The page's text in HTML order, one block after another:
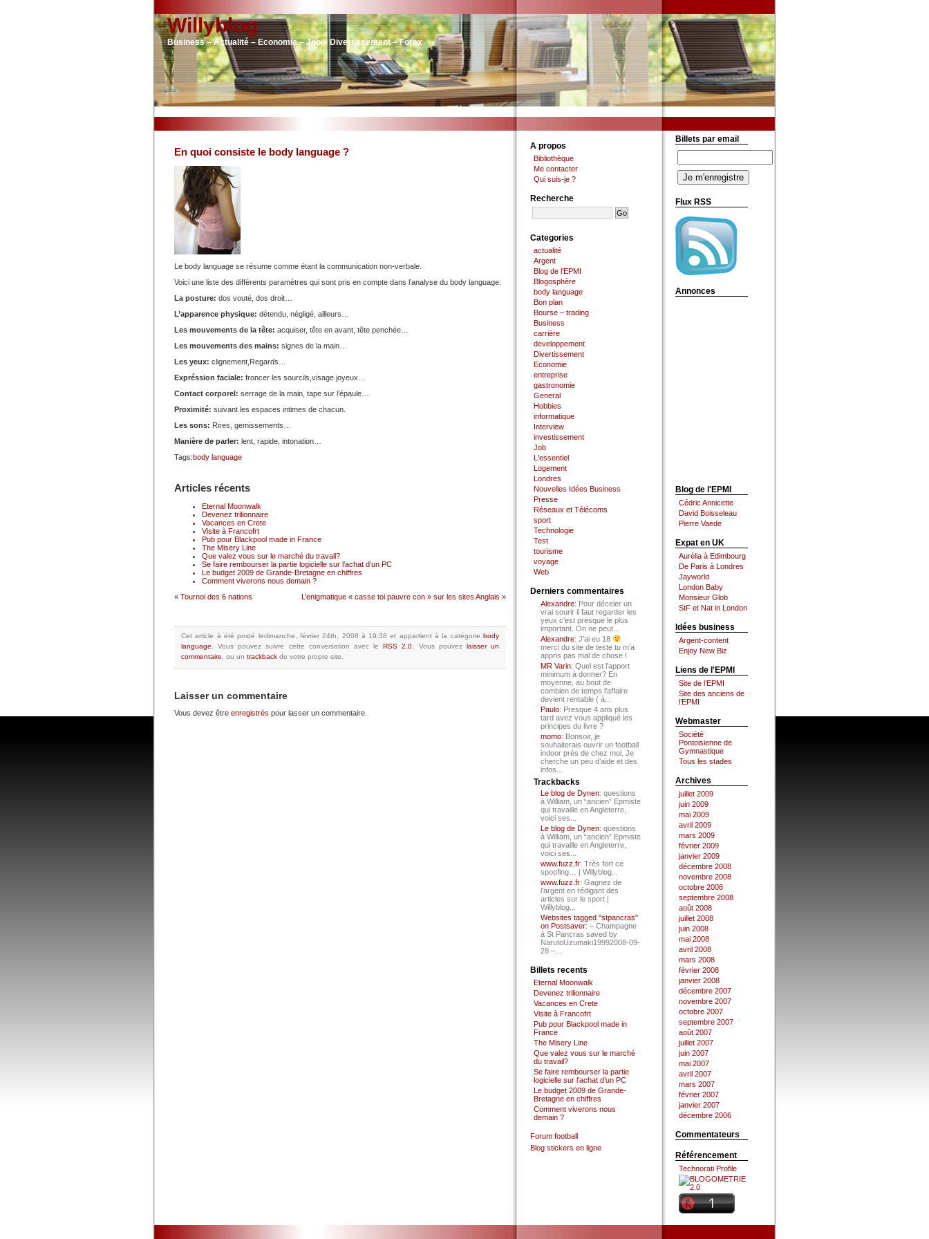
Willyblog
Business – Actualité – Economie – Job – Divertissement – Forex
En quoi consiste le body language ?
Le body language se résume comme étant la communication non-verbale.
Voici une liste des différents paramètres qui sont pris en compte dans l’analyse du body language:
La posture: dos vouté, dos droit…
L’apparence physique: détendu, négligé, ailleurs…
Les mouvements de la tête: acquiser, tête en avant, tête penchée…
Les mouvements des mains: signes de la main…
Les yeux: clignement,Regards…
Expréssion faciale: froncer les sourcils,visage joyeux…
Contact corporel: serrage de la main, tape sur l’épaule…
Proximité: suivant les espaces intimes de chacun.
Les sons: Rires, gemissements…
Manière de parler: lent, rapide, intonation…
Tags:body language
Articles récents
Eternal Moonwalk
Devenez trilionnaire
Vacances en Crete
Visite à Francofrt
Pub pour Blackpool made in France
The Misery Line
Que valez vous sur le marché du travail?
Se faire rembourser la partie logicielle sur l’achat d’un PC
Le budget 2009 de Grande-Bretagne en chiffres
Comment viverons nous demain ?
« Tournoi des 6 nations L’enigmatique « casse toi pauvre con » sur les sites Anglais »
Cet article à été posté ledimanche, février 24th, 2008 à 19:38et appartient à la catégorie body
language .Vous pouvez suivre cette conversation avec le RSS 2.0 Vous pouvez laisser un
commentaire , ou un trackback de votre propre site.
Laisser un commentaire
Vous devez être enregistrés pour lasser un commentaire.
A propos
Bibliothèque
Me contacter
Qui suis-je ?
Recherche
Categories
actualité
Argent
Blog de l'EPMI
Blogosphère
body language
Bon plan
Bourse – trading
Business
carrière
developpement
Divertissement
Economie
entreprise
gastronomie
General
Hobbies
informatique
Interview
investissement
Job
L'essentiel
Logement
Londres
Nouvelles Idées Business
Presse
Réseaux et Télécoms
sport
Technologie
Test
tourisme
voyage
Web
Derniers commentaires
Alexandre: Pour déceler un
vrai sourir il faut regarder les
yeux c’est presque le plus
important. On ne peut...
Alexandre: J’ai eu 18
merci du site de teste tu m’a
appris pas mal de chose !
MR Varin: Quel est l’apport
minimum à donner? En
moyenne, au bout de
combien de temps l’affaire
devient rentable ( à...
Paulo: Presque 4 ans plus
tard avez vous appliqué les
principes du livre ?
momo: Bonsoir, je
souhaiterais ouvrir un football
indoor près de chez moi. Je
cherche un peu d’aide et des
infos...
Trackbacks
Le blog de Dynen: questions
à William, un “ancien” Epmiste
qui travaille en Angleterre,
voici ses...
Le blog de Dynen: questions
à William, un “ancien” Epmiste
qui travaille en Angleterre,
voici ses...
www.fuzz.fr: Très fort ce
spoofing… | Willyblog...
www.fuzz.fr: Gagnez de
l’argent en rédigant des
articles sur le sport |
Willyblog...
Websites tagged "stpancras"
on Postsaver: – Champagne
à St Pancras saved by
NarutoUzumaki19992008-09-
28 –...
Billets recents
Eternal Moonwalk
Devenez trilionnaire
Vacances en Crete
Visite à Francofrt
Pub pour Blackpool made in
France
The Misery Line
Que valez vous sur le marché
du travail?
Se faire rembourser la partie
logicielle sur l’achat d’un PC
Le budget 2009 de Grande-
Bretagne en chiffres
Comment viverons nous
demain ?
Forum football
Blog stickers en ligne
Billets par email
Flux RSS
Annonces
Blog de l'EPMI
Cédric Annicette
David Boisseleau
Pierre Vaede
Expat en UK
Aurélia à Edimbourg
De Paris à Londres
Jayworld
London Baby
Monsieur Glob
StF et Nat in London
Idées business
Argent-content
Enjoy New Biz
Liens de l'EPMI
Site de l’EPMI
Site des anciens de
l’EPMI
Webmaster
Société
Pontoisienne de
Gymnastique
Tous les stades
Archives
juillet 2009
juin 2009
mai 2009
avril 2009
mars 2009
février 2009
janvier 2009
décembre 2008
novembre 2008
octobre 2008
septembre 2008
août 2008
juillet 2008
juin 2008
mai 2008
avril 2008
mars 2008
février 2008
janvier 2008
décembre 2007
novembre 2007
octobre 2007
septembre 2007
août 2007
juillet 2007
juin 2007
mai 2007
avril 2007
mars 2007
février 2007
janvier 2007
décembre 2006
Commentateurs
Référencement
Technorati Profile